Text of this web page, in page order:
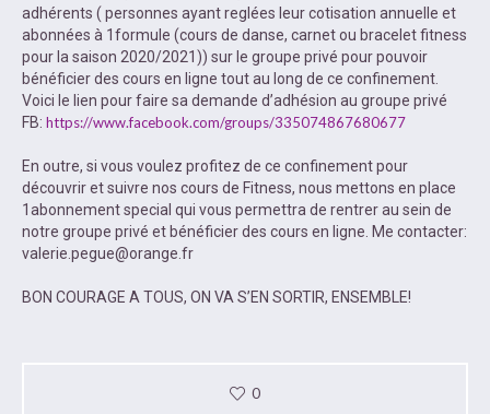
adhérents ( personnes ayant reglées leur cotisation annuelle et
abonnées à 1formule (cours de danse, carnet ou bracelet fitness
pour la saison 2020/2021)) sur le groupe privé pour pouvoir
bénéficier des cours en ligne tout au long de ce confinement.
Voici le lien pour faire sa demande d’adhésion au groupe privé
FB: https://www.facebook.com/groups/335074867680677
En outre, si vous voulez profitez de ce confinement pour
découvrir et suivre nos cours de Fitness, nous mettons en place
1abonnement special qui vous permettra de rentrer au sein de
notre groupe privé et bénéficier des cours en ligne. Me contacter:
valerie.pegue@orange.fr
BON COURAGE A TOUS, ON VA S’EN SORTIR, ENSEMBLE!
0